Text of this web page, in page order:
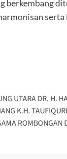
berkembang
UTARA DR. H.
K.H.
ROMBONGAN